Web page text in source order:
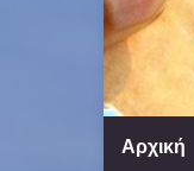
Αρχική